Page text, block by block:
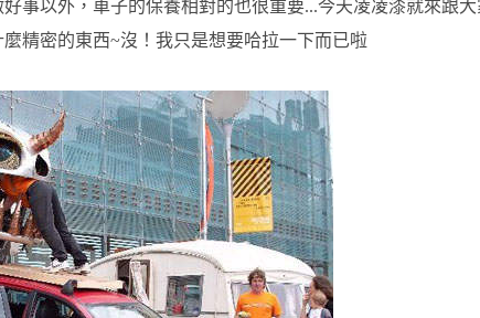
事以外，車子的保養相對的也很重要...今天凌凌漆就來跟大
精密的東西~沒！我只是想要哈拉一下而已啦